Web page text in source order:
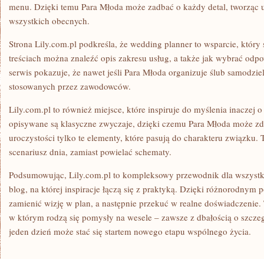
menu. Dzięki temu Para Młoda może zadbać o każdy detal, tworząc
wszystkich obecnych.
Strona Lily.com.pl podkreśla, że wedding planner to wsparcie, który
treściach można znaleźć opis zakresu usług, a także jak wybrać
serwis pokazuje, że nawet jeśli Para Młoda organizuje ślub
stosowanych przez zawodowców.
Lily.com.pl to również miejsce, które inspiruje do myślenia inaczej
opisywane są klasyczne zwyczaje, dzięki czemu Para Młoda może
uroczystości tylko te elementy, które pasują do charakteru związku.
scenariusz dnia, zamiast powielać schematy.
Podsumowując, Lily.com.pl to kompleksowy przewodnik dla
blog, na której inspiracje łączą się z praktyką. Dzięki różnorodnym
zamienić wizję w plan, a następnie przekuć w realne
w którym rodzą się pomysły na wesele – zawsze z dbałością o
jeden dzień może stać się startem nowego etapu wspólnego życia.